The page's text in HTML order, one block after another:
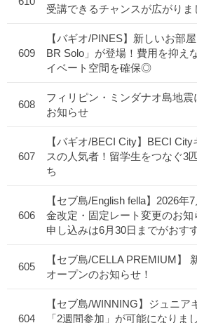
受講できるチャンスが広がりま
609
【バギオ/PINES】新しいお部
BR Solo」が登場！費用を抑え
イベート空間を確保◎
608
フィリピン・ミンダナオ島地震
お知らせ
607
【バギオ/BECI City】BECI City
スの人気者！留学生をつなぐ3
ち
606
【セブ島/English fella】2026年
金改定・固定レート変更のお知
申し込みは6月30日までがおす
605
【セブ島/CELLA PREMIUM】
オープンのお知らせ！
604
【セブ島/WINNING】ジュニア
「2週間参加」が可能になりま